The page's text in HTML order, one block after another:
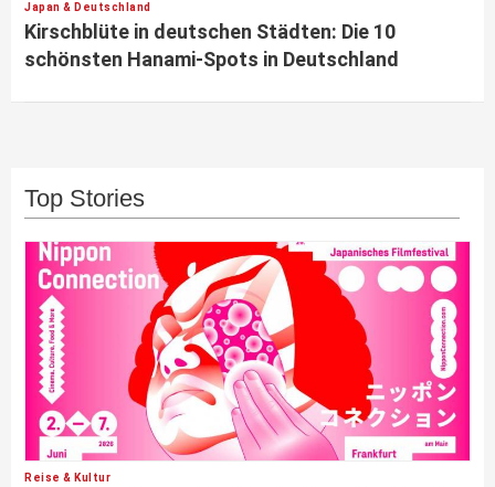
Japan & Deutschland
Kirschblüte in deutschen Städten: Die 10
schönsten Hanami-Spots in Deutschland
Top Stories
Reise & Kultur